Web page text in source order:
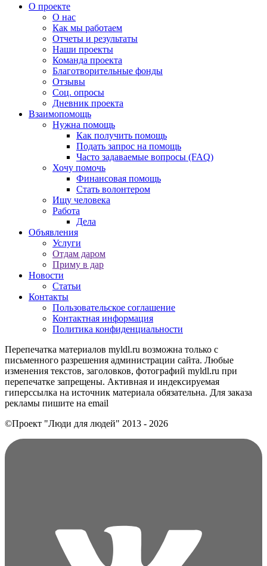
О проекте
О нас
Как мы работаем
Отчеты и результаты
Наши проекты
Команда проекта
Благотворительные фонды
Отзывы
Соц. опросы
Дневник проекта
Взаимопомощь
Нужна помощь
Как получить помощь
Подать запрос на помощь
Часто задаваемые вопросы (FAQ)
Хочу помочь
Финансовая помощь
Стать волонтером
Ищу человека
Работа
Дела
Объявления
Услуги
Отдам даром
Приму в дар
Новости
Статьи
Контакты
Пользовательское соглашение
Контактная информация
Политика конфиденциальности
Перепечатка материалов myldl.ru возможна только с
письменного разрешения администрации сайта. Любые
изменения текстов, заголовков, фотографий myldl.ru при
перепечатке запрещены. Активная и индексируемая
гиперссылка на источник материала обязательна. Для заказа
рекламы пишите на еmail
©Проект "Люди для людей" 2013 - 2026